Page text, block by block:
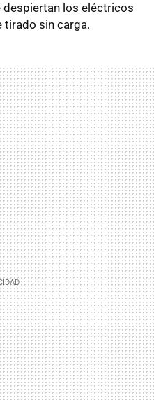
despiertan los eléctricos
tirado sin carga.